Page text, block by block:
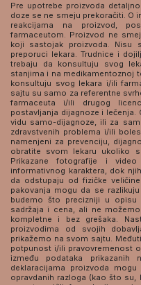
Pre upotrebe proizvoda
doze se ne smeju prekoračiti. O
reakcijama na proizvod,
farmaceutom. Proizvod ne
koji sastojak proizvoda. Nisu
preporuci lekara. Trudnice i
trebaju da konsultuju svog
stanjima i na medikamentoznoj
konsultuju svog lekara i/ili
sajtu su samo za referentne
farmaceuta i/ili drugog
postavljanja dijagnoze i
vidu samo-dijagnoze, ili za
zdravstvenih problema i/ili
namenjeni za prevenciju,
obratite svom lekaru ukoliko
Prikazane fotografije i
informativnog karaktera, dok
da odstupaju od fizičke
pakovanja mogu da se
budemo što precizniji u opisu
sadržaja i cena, ali ne
kompletne i bez grešaka.
proizvodima od svojih
prikažemo na svom sajtu.
potpunost i/ili pravovremenost
između podataka
deklaracijama proizvoda
opravdanih razloga (kao što su,